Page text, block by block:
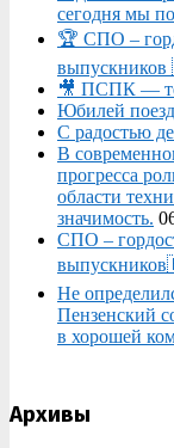
сегодня мы
🏆 СПО –
🎥 ПСПК —
Юбилей
С радостью
В
прогресса
области
значимость.
СПО –
Не
Пензенский
в хорошей
Архивы